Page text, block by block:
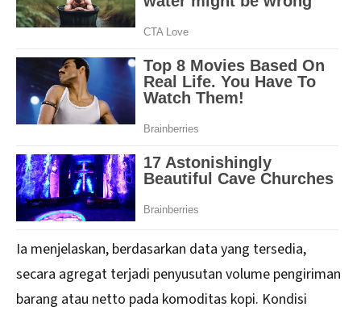
Ia menjelaskan, berdasarkan data yang tersedia,
secara agregat terjadi penyusutan volume pengiriman
barang atau netto pada komoditas kopi. Kondisi